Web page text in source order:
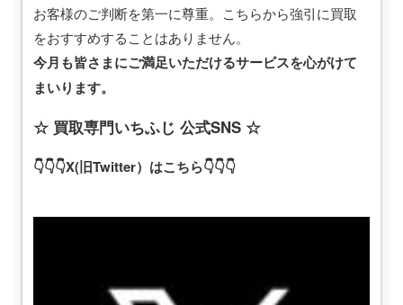
お客様のご判断を第一に尊重。こちらから強引に買取
をおすすめすることはありません。
今月も皆さまにご満足いただけるサービスを心がけて
まいります。
☆ 買取専門いちふじ 公式SNS ☆
👇👇👇X(旧Twitter）はこちら👇👇👇